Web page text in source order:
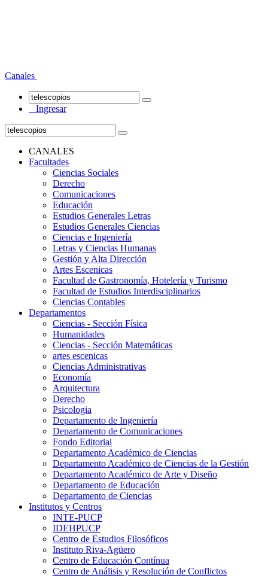
Canales
Ingresar
CANALES
Facultades
Ciencias Sociales
Derecho
Comunicaciones
Educación
Estudios Generales Letras
Estudios Generales Ciencias
Ciencias e Ingeniería
Letras y Ciencias Humanas
Gestión y Alta Dirección
Artes Escenicas
Facultad de Gastronomía, Hotelería y Turismo
Facultad de Estudios Interdisciplinarios
Ciencias Contables
Departamentos
Ciencias - Sección Física
Humanidades
Ciencias - Sección Matemáticas
artes escenicas
Ciencias Administrativas
Economía
Arquitectura
Derecho
Psicologia
Departamento de Ingeniería
Departamento de Comunicaciones
Fondo Editorial
Departamento Académico de Ciencias
Departamento Académico de Ciencias de la Gestión
Departamento Académico de Arte y Diseño
Departamento de Educación
Departamento de Ciencias
Institutos y Centros
INTE-PUCP
IDEHPUCP
Centro de Estudios Filosóficos
Instituto Riva-Agüero
Centro de Educación Contínua
Centro de Análisis y Resolución de Conflictos